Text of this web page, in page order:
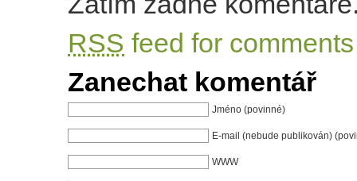
RSS feed for
Zanechat komentář
Jméno (povinné)
E-mail (nebude publikován)
WWW